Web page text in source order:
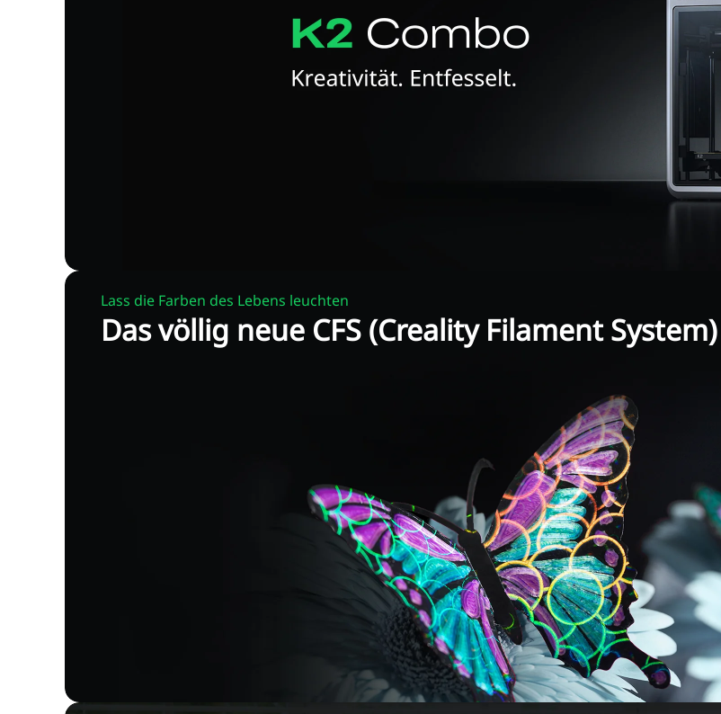
Lass die Farben des Lebens leuchten
Das völlig neue CFS (Creality Filament System)